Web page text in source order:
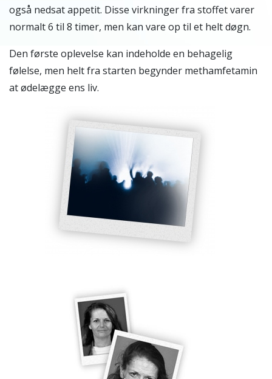
også nedsat appetit. Disse virkninger fra stoffet varer
normalt 6 til 8 timer, men kan vare op til et helt døgn.
Den første oplevelse kan indeholde en behagelig
følelse, men helt fra starten begynder methamfetamin
at ødelægge ens liv.